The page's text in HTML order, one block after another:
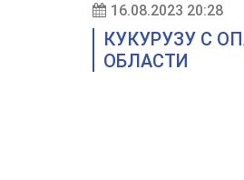
16.08.2023 20:28
КУКУРУЗУ С
ОБЛАСТИ